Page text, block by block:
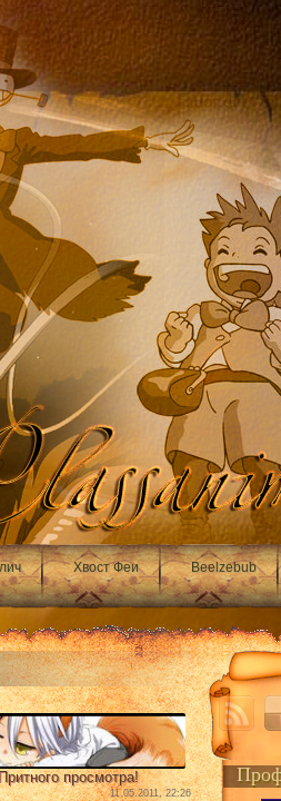
Хвост Феи Beelzebub
просмотра!
11.05.2011, 22:26